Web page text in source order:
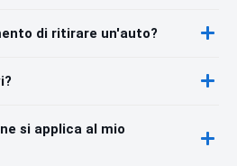
di ritirare un'auto?
si applica al mio